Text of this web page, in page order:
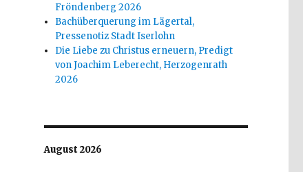
Fröndenberg 2026
Bachüberquerung im Lägertal,
Pressenotiz Stadt Iserlohn
Die Liebe zu Christus erneuern, Predigt
von Joachim Leberecht, Herzogenrath
2026
August 2026